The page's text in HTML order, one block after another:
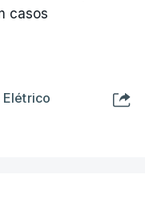
casos
Elétrico